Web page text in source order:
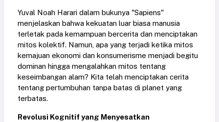
Yuval Noah Harari dalam bukunya "Sapiens"
menjelaskan bahwa kekuatan luar biasa manusia
terletak pada kemampuan bercerita dan menciptakan
mitos kolektif. Namun, apa yang terjadi ketika mitos
kemajuan ekonomi dan konsumerisme menjadi begitu
dominan hingga mengalahkan mitos tentang
keseimbangan alam? Kita telah menciptakan cerita
tentang pertumbuhan tanpa batas di planet yang
terbatas.
Revolusi Kognitif yang Menyesatkan